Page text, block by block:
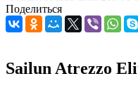
Поделиться
Sailun Atrezzo